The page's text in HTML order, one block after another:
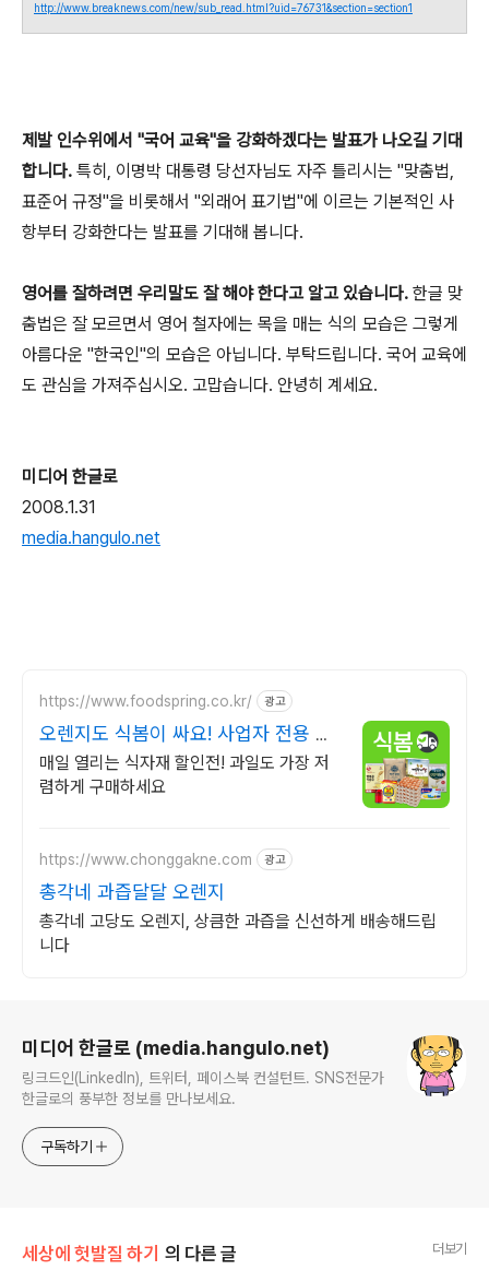
http://www.breaknews.com/new/sub_read.html?uid=76731&section=section1
제발 인수위에서 "국어 교육"을 강화하겠다는 발표가 나오길 기대
합니다. 특히, 이명박 대통령 당선자님도 자주 틀리시는 "맞춤법,
표준어 규정"을 비롯해서 "외래어 표기법"에 이르는 기본적인 사
항부터 강화한다는 발표를 기대해 봅니다.
영어를 잘하려면 우리말도 잘 해야 한다고 알고 있습니다. 한글 맞
춤법은 잘 모르면서 영어 철자에는 목을 매는 식의 모습은 그렇게
아름다운 "한국인"의 모습은 아닙니다. 부탁드립니다. 국어 교육에
도 관심을 가져주십시오. 고맙습니다. 안녕히 계세요.
미디어 한글로
2008.1.31
media.hangulo.net
https://www.foodspring.co.kr/ 광고
오렌지도 식봄이 싸요! 사업자 전용 특
가
매일 열리는 식자재 할인전! 과일도 가장 저
렴하게 구매하세요
https://www.chonggakne.com 광고
총각네 과즙달달 오렌지
총각네 고당도 오렌지, 상큼한 과즙을 신선하게 배송해드립
니다
미디어 한글로 (media.hangulo.net)
링크드인(LinkedIn), 트위터, 페이스북 컨설턴트. SNS전문가
한글로의 풍부한 정보를 만나보세요.
구독하기
세상에 헛발질 하기 의 다른 글 더보기